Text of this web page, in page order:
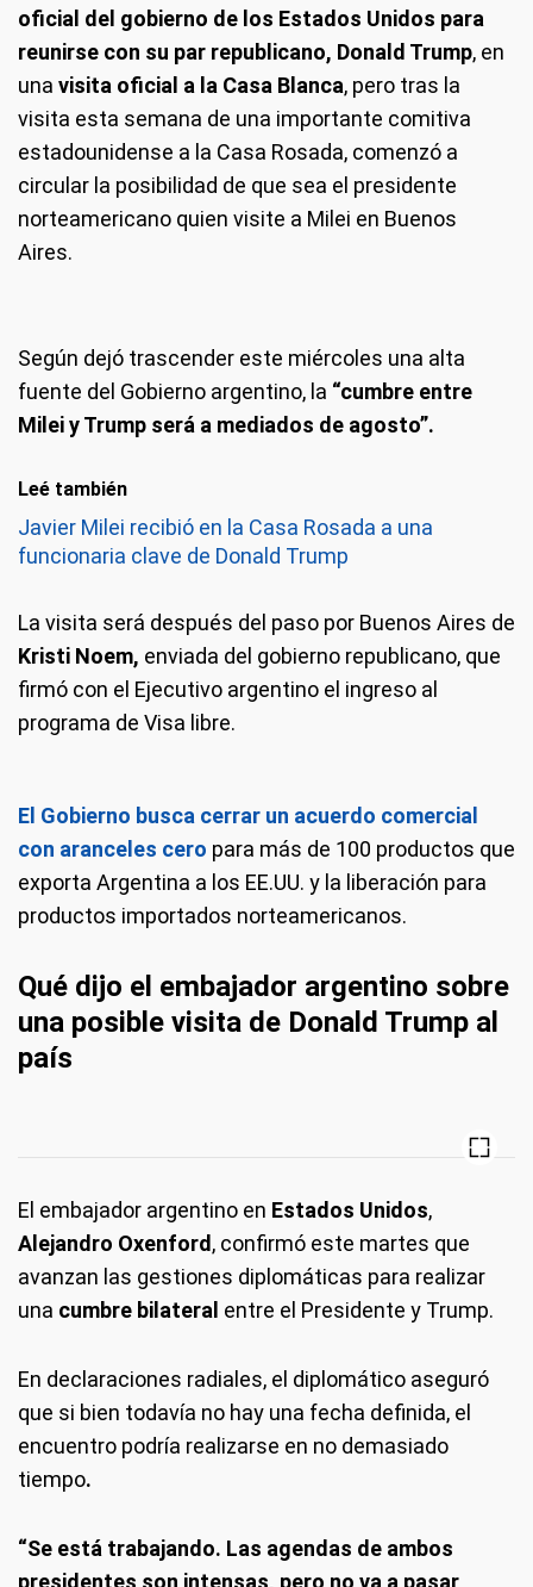
oficial del gobierno de los Estados Unidos para
reunirse con su par republicano, Donald Trump, en
una visita oficial a la Casa Blanca, pero tras la
visita esta semana de una importante comitiva
estadounidense a la Casa Rosada, comenzó a
circular la posibilidad de que sea el presidente
norteamericano quien visite a Milei en Buenos
Aires.
Según dejó trascender este miércoles una alta
fuente del Gobierno argentino, la “cumbre entre
Milei y Trump será a mediados de agosto”.
Leé también
Javier Milei recibió en la Casa Rosada a una
funcionaria clave de Donald Trump
La visita será después del paso por Buenos Aires de
Kristi Noem, enviada del gobierno republicano, que
firmó con el Ejecutivo argentino el ingreso al
programa de Visa libre.
El Gobierno busca cerrar un acuerdo comercial
con aranceles cero para más de 100 productos que
exporta Argentina a los EE.UU. y la liberación para
productos importados norteamericanos.
Qué dijo el embajador argentino sobre
una posible visita de Donald Trump al
país
El embajador argentino en Estados Unidos,
Alejandro Oxenford, confirmó este martes que
avanzan las gestiones diplomáticas para realizar
una cumbre bilateral entre el Presidente y Trump.
En declaraciones radiales, el diplomático aseguró
que si bien todavía no hay una fecha definida, el
encuentro podría realizarse en no demasiado
tiempo.
“Se está trabajando. Las agendas de ambos
presidentes son intensas, pero no va a pasar